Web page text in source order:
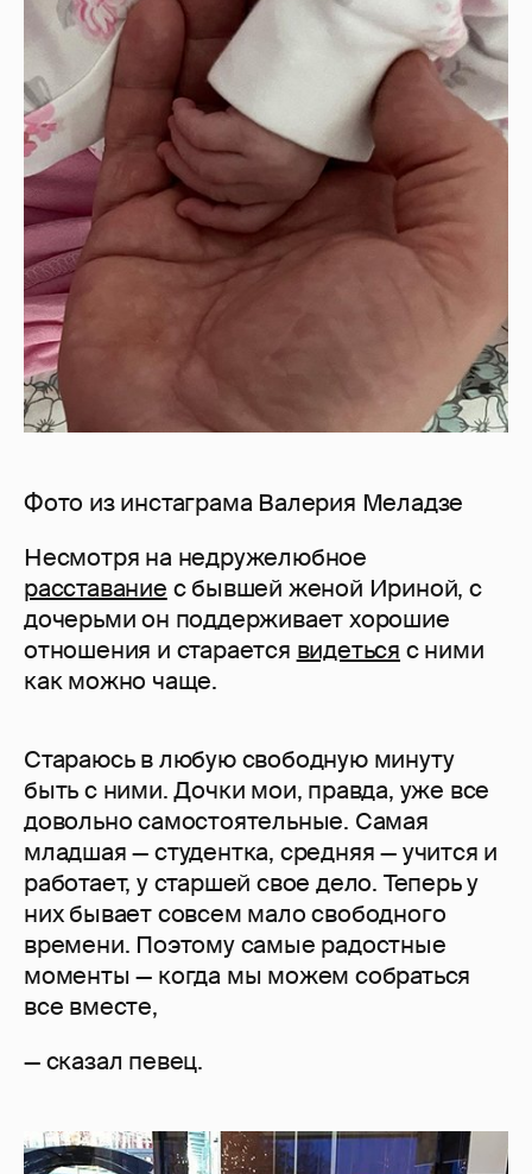
Фото из инстаграма Валерия Меладзе
Несмотря на недружелюбное
расставание с бывшей женой Ириной, с
дочерьми он поддерживает хорошие
отношения и старается видеться с ними
как можно чаще.
Стараюсь в любую свободную минуту
быть с ними. Дочки мои, правда, уже все
довольно самостоятельные. Самая
младшая — студентка, средняя — учится и
работает, у старшей свое дело. Теперь у
них бывает совсем мало свободного
времени. Поэтому самые радостные
моменты — когда мы можем собраться
все вместе,
— сказал певец.